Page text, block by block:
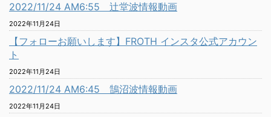
2022/11/24 AM6:55 辻堂波情報動画
2022年11月24日
【フォローお願いします】FROTH インスタ公式アカウン
ト
2022年11月24日
2022/11/24 AM6:45 鵠沼波情報動画
2022年11月24日